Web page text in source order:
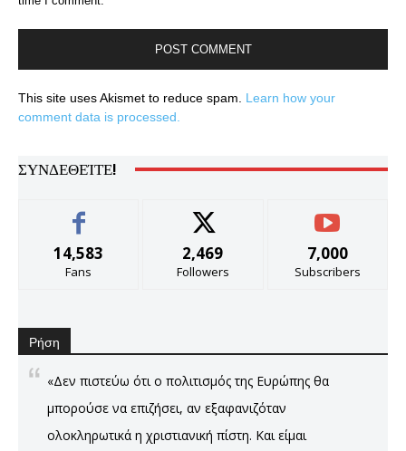
This site uses Akismet to reduce spam. Learn how your
comment data is processed.
ΣΥΝΔΕΘΕΊΤΕ!
14,583
Fans
2,469
Followers
7,000
Subscribers
Ρήση
«Δεν πιστεύω ότι ο πολιτισμός της Ευρώπης θα
μπορούσε να επιζήσει, αν εξαφανιζόταν
ολοκληρωτικά η χριστιανική πίστη. Και είμαι